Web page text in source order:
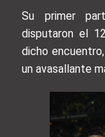
Su primer
disputaron el
dicho
un avasallante